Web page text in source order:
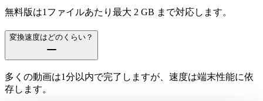
無料版は1ファイルあたり最大 2 GB まで対応します。
変換速度はどのくらい？
多くの動画は1分以内で完了しますが、速度は端末性能に依
存します。